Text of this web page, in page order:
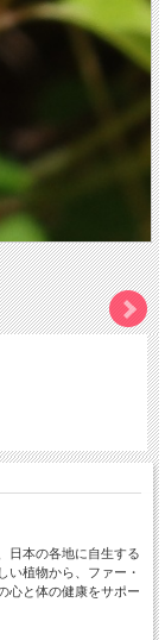
日本の各地に自生する
い植物から、ファー・
心と体の健康をサポー